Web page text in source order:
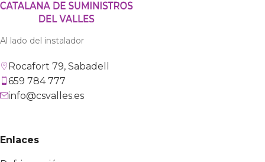
Al lado del instalador
Rocafort 79, Sabadell
659 784 777
info@csvalles.es
Enlaces